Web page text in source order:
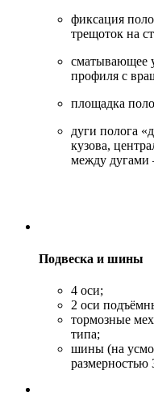
фиксация
трещоток на
сматывающее
профиля с
площадка
дуги полога
кузова,
между дугами
Подвеска и шины
4 оси;
2 оси
тормозные
типа;
шины (на
размерностью